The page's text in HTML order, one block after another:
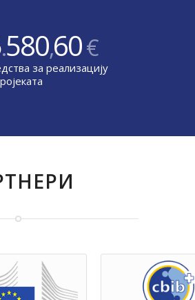
.580,60€
за реализацију